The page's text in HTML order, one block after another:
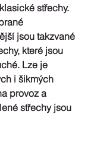
střechy.
jsou takzvané
, které jsou
Lze je
i šikmých
provoz a
střechy jsou